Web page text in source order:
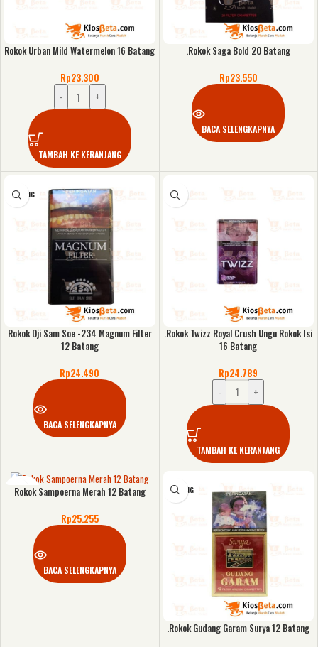
Rokok Urban Mild Watermelon 16 Batang
Rp23.300
-
+
TAMBAH KE KERANJANG
.Rokok Saga Bold 20 Batang
Rp23.550
BACA SELENGKAPNYA
KOSONG
Rokok Dji Sam Soe -234 Magnum Filter
12 Batang
Rp24.490
BACA SELENGKAPNYA
.Rokok Twizz Royal Crush Ungu Rokok Isi
16 Batang
Rp24.789
-
+
TAMBAH KE KERANJANG
KOSONG
Rokok Sampoerna Merah 12 Batang
Rp25.255
BACA SELENGKAPNYA
KOSONG
.Rokok Gudang Garam Surya 12 Batang